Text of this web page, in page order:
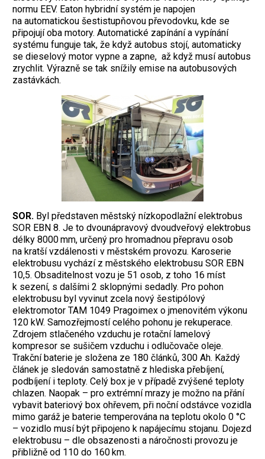
normu EEV. Eaton hybridní systém je napojen
na automatickou šestistupňovou převodovku, kde se
připojují oba motory. Automatické zapínání a vypínání
systému funguje tak, že když autobus stojí, automaticky
se dieselový motor vypne a zapne, až když musí autobus
zrychlit. Výrazně se tak snížily emise na autobusových
zastávkách.
SOR. Byl představen městský nízkopodlažní elektrobus
SOR EBN 8. Je to dvounápravový dvoudveřový elektrobus
délky 8000 mm, určený pro hromadnou přepravu osob
na kratší vzdálenosti v městském provozu. Karoserie
elektrobusu vychází z městského elektrobusu SOR EBN
10,5. Obsaditelnost vozu je 51 osob, z toho 16 míst
k sezení, s dalšími 2 sklopnými sedadly. Pro pohon
elektrobusu byl vyvinut zcela nový šestipólový
elektromotor TAM 1049 Pragoimex o jmenovitém výkonu
120 kW. Samozřejmostí celého pohonu je rekuperace.
Zdrojem stlačeného vzduchu je rotační lamelový
kompresor se sušičem vzduchu i odlučovače oleje.
Trakční baterie je složena ze 180 článků, 300 Ah. Každý
článek je sledován samostatně z hlediska přebíjení,
podbíjení i teploty. Celý box je v případě zvýšené teploty
chlazen. Naopak – pro extrémní mrazy je možno na přání
vybavit bateriový box ohřevem, při noční odstávce vozidla
mimo garáž je baterie temperována na teplotu okolo 0 °C
– vozidlo musí být připojeno k napájecímu stojanu. Dojezd
elektrobusu – dle obsazenosti a náročnosti provozu je
přibližně od 110 do 160 km.